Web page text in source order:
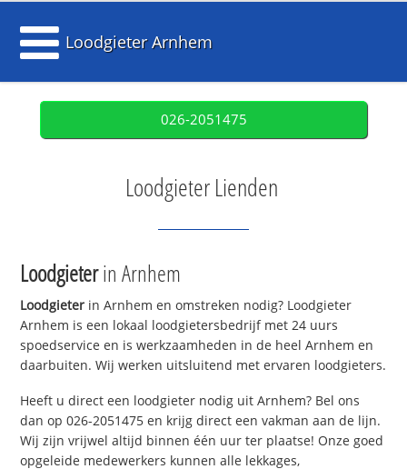
Loodgieter Arnhem
026-2051475
Loodgieter Lienden
Loodgieterin Arnhem
Loodgieter in Arnhem en omstreken nodig? Loodgieter
Arnhem is een lokaal loodgietersbedrijf met 24 uurs
spoedservice en is werkzaamheden in de heel Arnhem en
daarbuiten. Wij werken uitsluitend met ervaren loodgieters.
Heeft u direct een loodgieter nodig uit Arnhem? Bel ons
dan op 026-2051475 en krijg direct een vakman aan de lijn.
Wij zijn vrijwel altijd binnen één uur ter plaatse! Onze goed
opgeleide medewerkers kunnen alle lekkages,